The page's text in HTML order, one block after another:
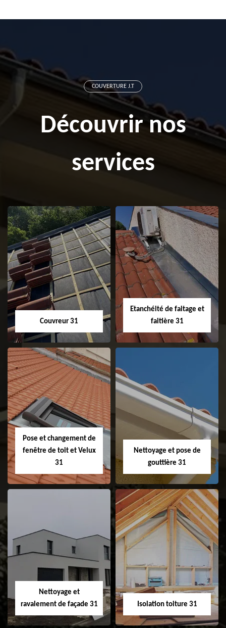
COUVERTURE J.T
Découvrir nos
services
Couvreur 31
Couvreur 31
Etanchéité de faitage et
faitière 31
Etanchéité de
faitage et faitière
31
Pose et changement de
fenêtre de toit et Velux
31
Pose et
changement de
fenêtre de toit et
Velux 31
Nettoyage et pose de
gouttière 31
Nettoyage et pose
Nettoyage et
ravalement de façade 31
Isolation toiture 31